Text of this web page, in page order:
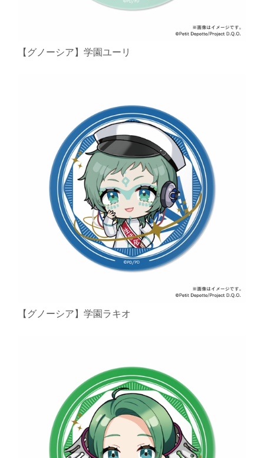
【グノーシア】学園ユーリ
【グノーシア】学園ラキオ